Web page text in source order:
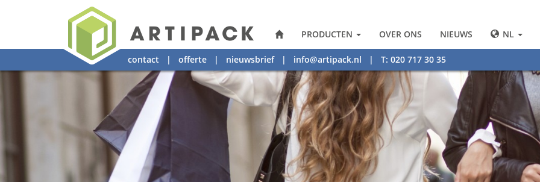
PRODUCTEN OVER ONS NIEUWS NL
contact | offerte | nieuwsbrief| info@artipack.nl | T: 020 717 30 35